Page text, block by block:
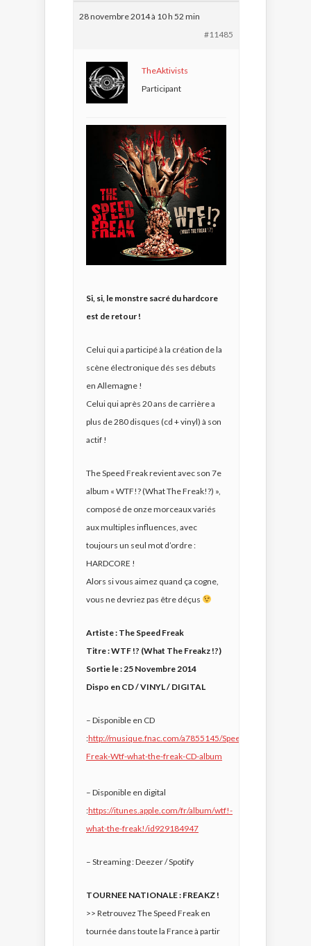
28 novembre 2014 à 10 h 52 min
#11485
TheAktivists
Participant
Si, si, le monstre sacré du hardcore
est de retour !
Celui qui a participé à la création de la
scène électronique dés ses débuts
en Allemagne !
Celui qui après 20 ans de carrière a
plus de 280 disques (cd + vinyl) à son
actif !
The Speed Freak revient avec son 7e
album « WTF!? (What The Freak!?) »,
composé de onze morceaux variés
aux multiples influences, avec
toujours un seul mot d’ordre :
HARDCORE !
Alors si vous aimez quand ça cogne,
vous ne devriez pas être déçus
Artiste : The Speed Freak
Titre : WTF !? (What The Freakz !?)
Sortie le : 25 Novembre 2014
Dispo en CD / VINYL / DIGITAL
– Disponible en CD
:http://musique.fnac.com/a7855145/Speed-
Freak-Wtf-what-the-freak-CD-album
– Disponible en digital
:https://itunes.apple.com/fr/album/wtf!-
what-the-freak!/id929184947
– Streaming : Deezer / Spotify
TOURNEE NATIONALE : FREAKZ !
>> Retrouvez The Speed Freak en
tournée dans toute la France à partir